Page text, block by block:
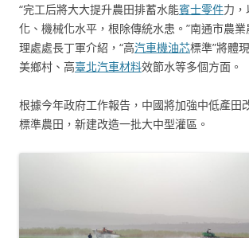
“完工后將大大提升農田排蓄水能賓士零件力
化、機械化水平，根除傳統水患。”南通市農
理處處長丁軍介紹，“高汽車機油芯標準”將體
美鄉村、高臺北汽車材料效節水等多個方面。
根據今年政府工作報告，中國將加強中低產田
標準農田，新建改造一批大中型灌區。